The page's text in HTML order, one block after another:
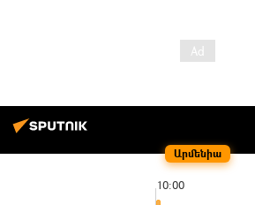
Արմենիա
10:00